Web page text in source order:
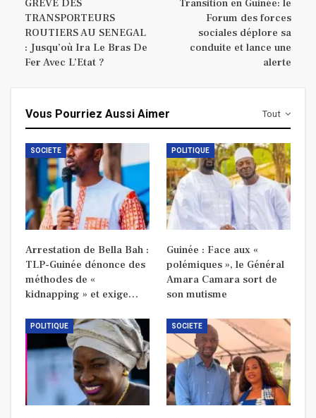
GREVE DES
TRANSPORTEURS
ROUTIERS AU SENEGAL
: Jusqu’où Ira Le Bras De
Fer Avec L’Etat ?
Transition en Guinée: le
Forum des forces
sociales déplore sa
conduite et lance une
alerte
Tout
Vous Pourriez Aussi Aimer
SOCIETE
Arrestation de Bella Bah :
TLP-Guinée dénonce des
méthodes de «
kidnapping » et exige…
POLITIQUE
Guinée : Face aux «
polémiques », le Général
Amara Camara sort de
son mutisme
POLITIQUE SOCIETE